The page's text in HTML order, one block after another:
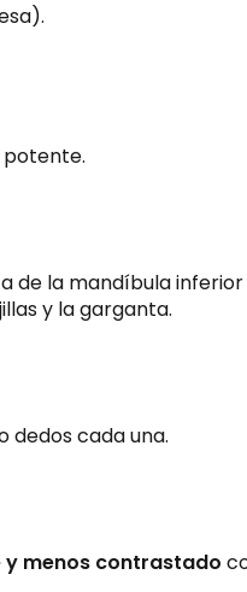
potente.
de la mandíbula inferior
y la garganta.
dedos cada una.
y menos contrastado